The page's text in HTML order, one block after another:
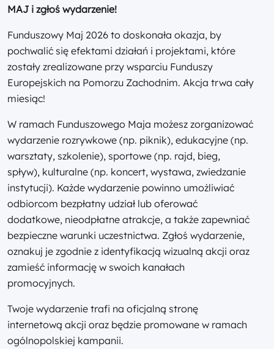
MAJ i zgłoś wydarzenie!
Funduszowy Maj 2026 to doskonała okazja, by
pochwalić się efektami działań i projektami, które
zostały zrealizowane przy wsparciu Funduszy
Europejskich na Pomorzu Zachodnim. Akcja trwa cały
miesiąc!
W ramach Funduszowego Maja możesz zorganizować
wydarzenie rozrywkowe (np. piknik), edukacyjne (np.
warsztaty, szkolenie), sportowe (np. rajd, bieg,
spływ), kulturalne (np. koncert, wystawa, zwiedzanie
instytucji). Każde wydarzenie powinno umożliwiać
odbiorcom bezpłatny udział lub oferować
dodatkowe, nieodpłatne atrakcje, a także zapewniać
bezpieczne warunki uczestnictwa. Zgłoś wydarzenie,
oznakuj je zgodnie z identyfikacją wizualną akcji oraz
zamieść informację w swoich kanałach
promocyjnych.
Twoje wydarzenie trafi na oficjalną stronę
internetową akcji oraz będzie promowane w ramach
ogólnopolskiej kampanii.